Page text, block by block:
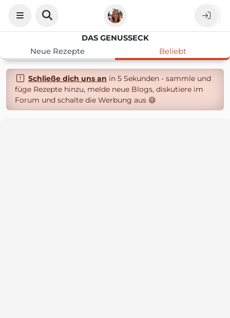
DAS GENUSSECK
Neue Rezepte
Beliebt
Schließe dich uns an in 5 Sekunden - sammle und
füge Rezepte hinzu, melde neue Blogs, diskutiere im
Forum und schalte die Werbung aus 😄